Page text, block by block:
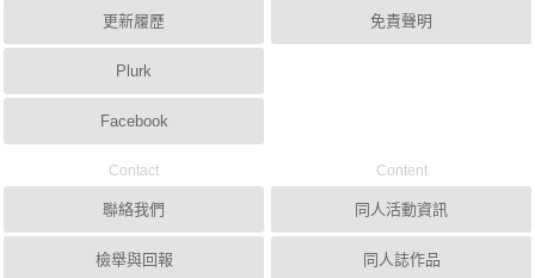
更新履歷
Plurk
Facebook
免責聲明
Contact
聯絡我們
檢舉與回報
Content
同人活動資訊
同人誌作品